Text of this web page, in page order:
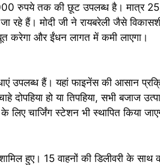
रुपये तक की छूट उपलब्ध है।
रहे हैं। मोदी जी ने रायबरेली जैसे
करेगा और ईंधन लागत में कमी लाएगा।
उपलब्ध हैं। यहां फाइनेंस की आसान
हो या तिपहिया, सभी बजाज
लिए चार्जिंग स्टेशन भी स्थापित किया
हुए। 15 वाहनों की डिलीवरी के साथ